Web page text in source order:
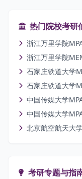
热门院校考研
浙江万里学院
浙江万里学院
石家庄铁道大学
石家庄铁道大学
中国传媒大学
中国传媒大学
北京航空航天大
考研专题与指